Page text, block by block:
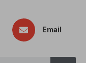
Email